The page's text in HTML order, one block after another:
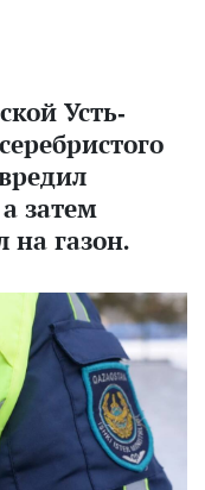
Усть-
затем
на газон.